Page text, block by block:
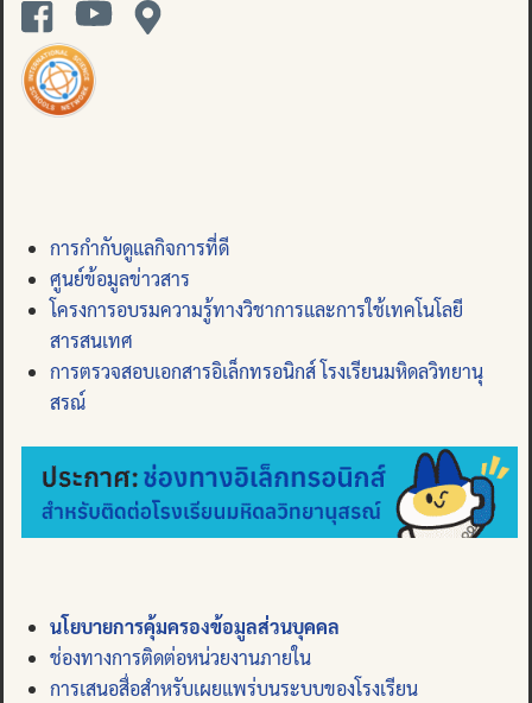
การกำกับดูแลกิจการที่ดี
ศูนย์ข้อมูลข่าวสาร
โครงการอบรมความรู้ทางวิชาการและการใช้เทคโนโลยี
สารสนเทศ
การตรวจสอบเอกสารอิเล็กทรอนิกส์ โรงเรียนมหิดลวิทยานุ
สรณ์
นโยบายการคุ้มครองข้อมูลส่วนบุคคล
ช่องทางการติดต่อหน่วยงานภายใน
การเสนอสื่อสำหรับเผยแพร่บนระบบของโรงเรียน